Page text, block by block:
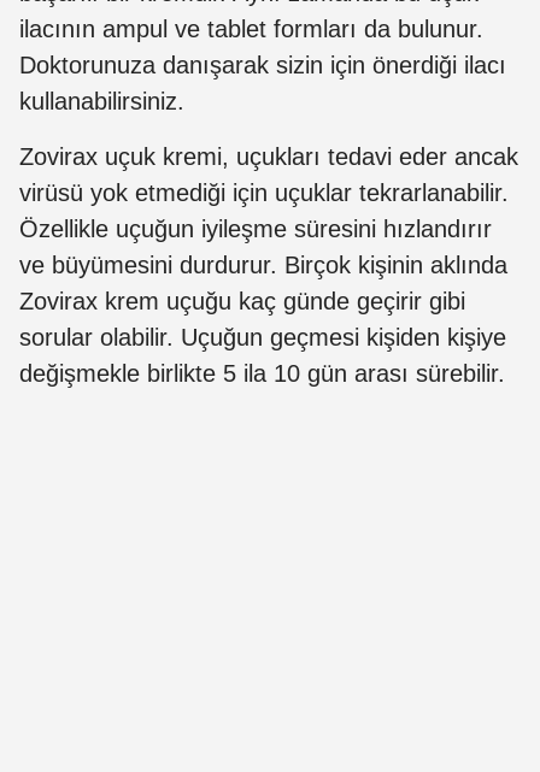
ilacının ampul ve tablet formları da bulunur.
Doktorunuza danışarak sizin için önerdiği ilacı
kullanabilirsiniz.
Zovirax uçuk kremi, uçukları tedavi eder ancak
virüsü yok etmediği için uçuklar tekrarlanabilir.
Özellikle uçuğun iyileşme süresini hızlandırır
ve büyümesini durdurur. Birçok kişinin aklında
Zovirax krem uçuğu kaç günde geçirir gibi
sorular olabilir. Uçuğun geçmesi kişiden kişiye
değişmekle birlikte 5 ila 10 gün arası sürebilir.